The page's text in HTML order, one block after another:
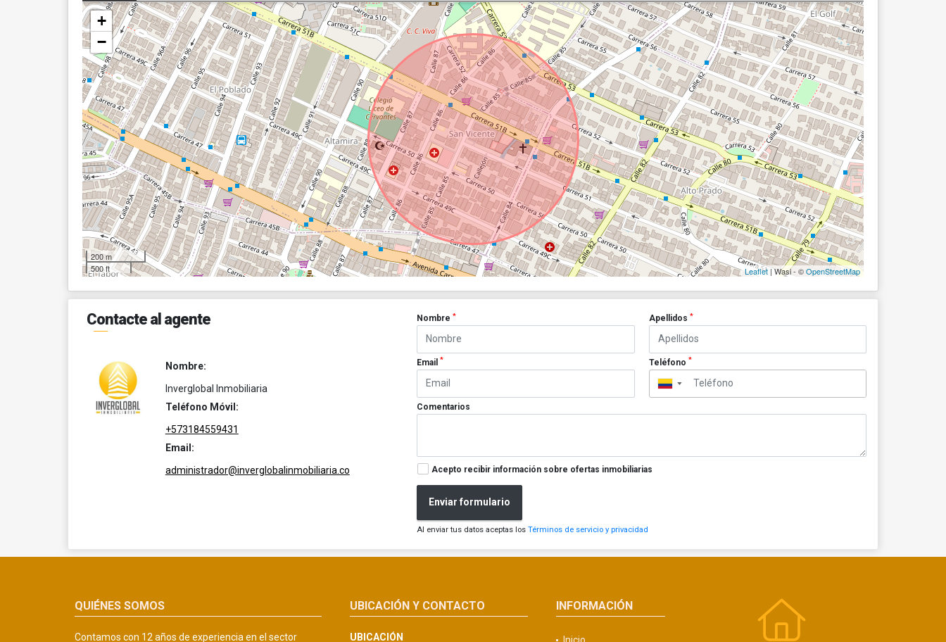
+
−
200 m
500 ft
Leaflet| Wasi - ©OpenStreetMap
Contacte al agente
Nombre:
Inverglobal Inmobiliaria
Teléfono Móvil:
+573184559431
Email:
administrador@inverglobalinmobiliaria.co
Nombre* Apellidos *
Email* Teléfono *
▼
Comentarios
Acepto recibir información sobre ofertas inmobiliarias
Enviar formulario
Al enviar tus datos aceptas losTérminos de servicio y privacidad
QUIÉNES SOMOS
Contamos con 12 años de experiencia en el sector
UBICACIÓN Y CONTACTO
UBICACIÓN
INFORMACIÓN